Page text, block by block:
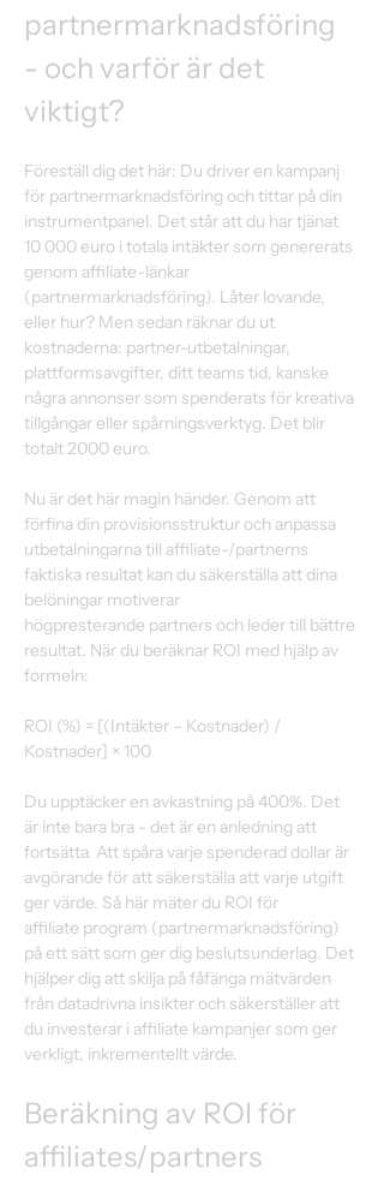
partnermarknadsföring
- och varför är det
viktigt?
Föreställ dig det här: Du driver en kampanj
för partnermarknadsföring och tittar på din
instrumentpanel. Det står att du har tjänat
10 000 euro i totala intäkter som genererats
genom affiliate-länkar
(partnermarknadsföring). Låter lovande,
eller hur? Men sedan räknar du ut
kostnaderna: partner-utbetalningar,
plattformsavgifter, ditt teams tid, kanske
några annonser som spenderats för kreativa
tillgångar eller spårningsverktyg. Det blir
totalt 2000 euro.
Nu är det här magin händer. Genom att
förfina din provisionsstruktur och anpassa
utbetalningarna till affiliate-/partnerns
faktiska resultat kan du säkerställa att dina
belöningar motiverar
högpresterande partners och leder till bättre
resultat. När du beräknar ROI med hjälp av
formeln:
ROI (%) = [(Intäkter – Kostnader) /
Kostnader] × 100
Du upptäcker en avkastning på 400%. Det
är inte bara bra - det är en anledning att
fortsätta. Att spåra varje spenderad dollar är
avgörande för att säkerställa att varje utgift
ger värde. Så här mäter du ROI för
affiliate program (partnermarknadsföring)
på ett sätt som ger dig beslutsunderlag. Det
hjälper dig att skilja på fåfänga mätvärden
från datadrivna insikter och säkerställer att
du investerar i affiliate kampanjer som ger
verkligt, inkrementellt värde.
Beräkning av ROI för
affiliates/partners